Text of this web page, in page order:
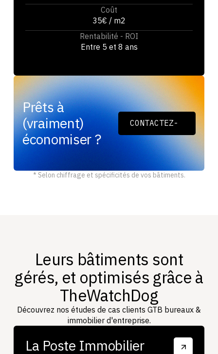
Coût
35€ / m2
Rentabilité - ROI
Entre 5 et 8 ans
Prêts à
(vraiment)
économiser ?
CONTACTEZ-
NOUS
CONTACTEZ-
* Selon chiffrage et spécificités de vos bâtiments.
Leurs bâtiments sont
gérés, et optimisés grâce à
TheWatchDog
Découvrez nos études de cas clients GTB bureaux &
immobilier d'entreprise.
La Poste Immobilier